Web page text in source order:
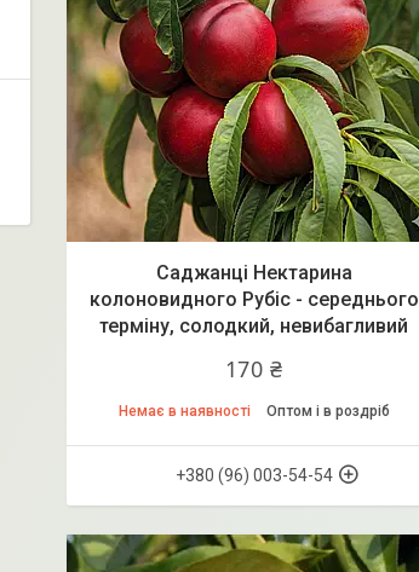
Саджанці Нектарина
колоновидного Рубіс - середнього
терміну, солодкий, невибагливий
170 ₴
Немає в наявності Оптом і в роздріб
+380 (96) 003-54-54